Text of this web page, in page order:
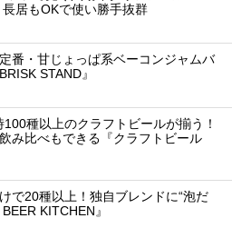
長居もOKで使い勝手抜群
番・甘じょっぱ系ベーコンジャムバ
STAND』
種以上のクラフトビールが揃う！
み比べもできる『クラフトビール
で20種以上！独自ブレンドに“泡だ
KITCHEN』